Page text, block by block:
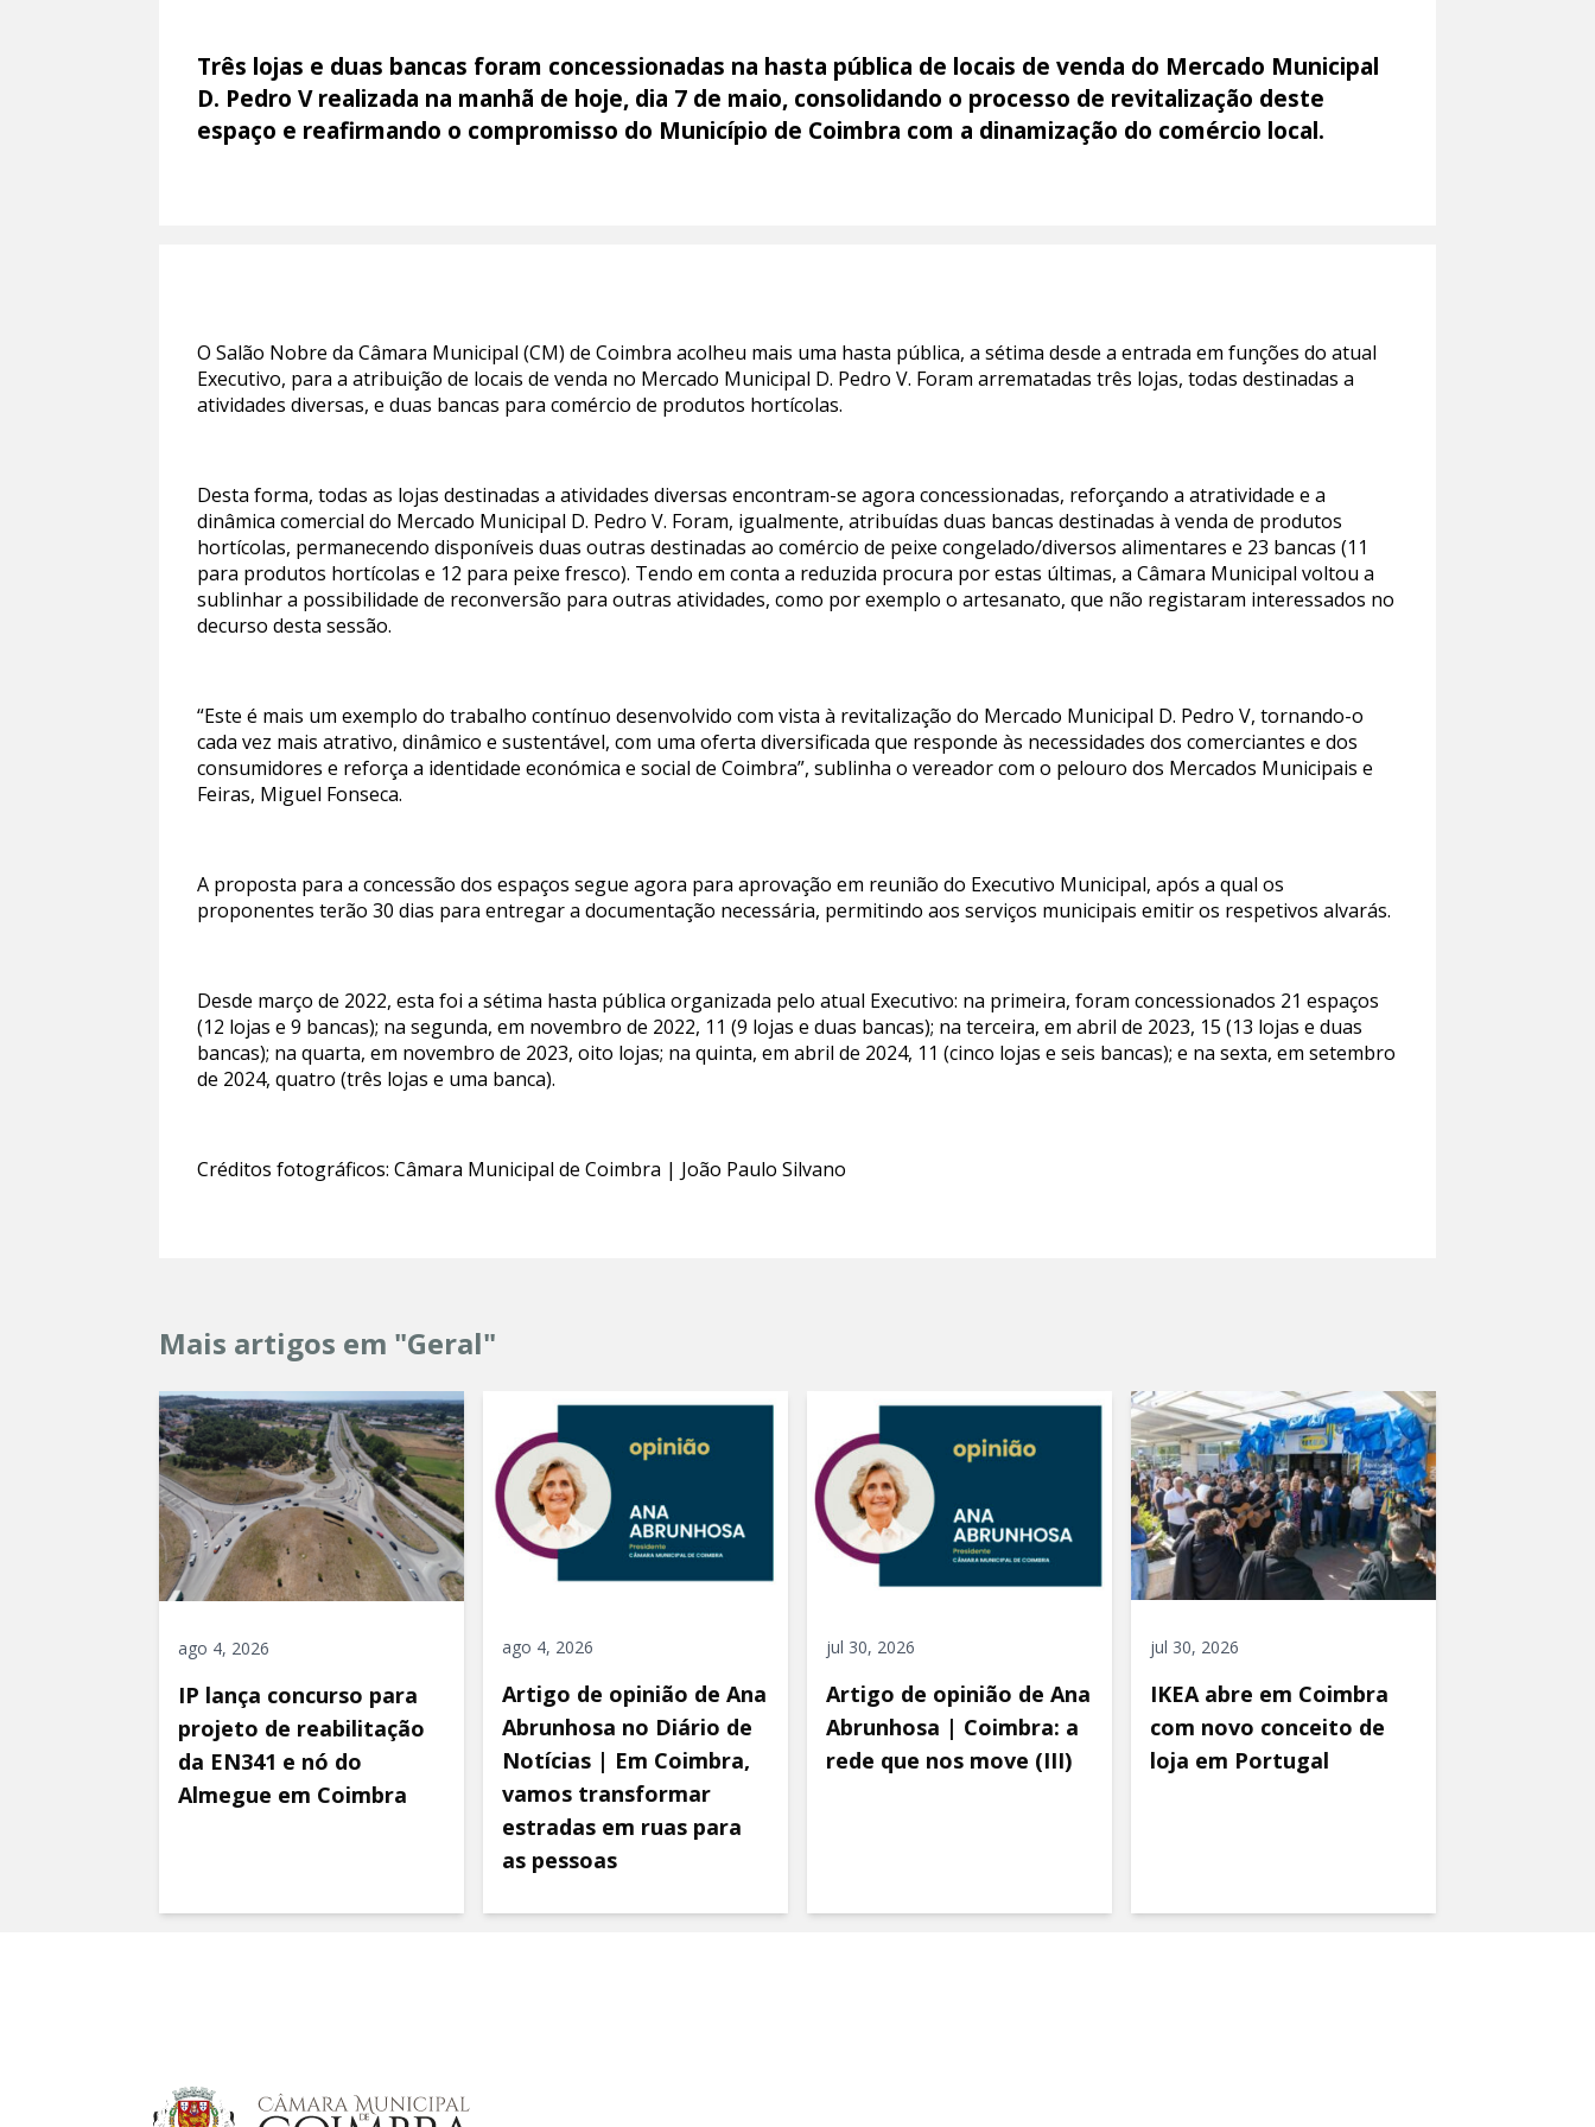
Três lojas e duas bancas foram concessionadas na hasta pública de locais de venda do Mercado Municipal
D. Pedro V realizada na manhã de hoje, dia 7 de maio, consolidando o processo de revitalização deste
espaço e reafirmando o compromisso do Município de Coimbra com a dinamização do comércio local.
O Salão Nobre da Câmara Municipal (CM) de Coimbra acolheu mais uma hasta pública, a sétima desde a entrada em funções do atual
Executivo, para a atribuição de locais de venda no Mercado Municipal D. Pedro V. Foram arrematadas três lojas, todas destinadas a
atividades diversas, e duas bancas para comércio de produtos hortícolas.
Desta forma, todas as lojas destinadas a atividades diversas encontram-se agora concessionadas, reforçando a atratividade e a
dinâmica comercial do Mercado Municipal D. Pedro V. Foram, igualmente, atribuídas duas bancas destinadas à venda de produtos
hortícolas, permanecendo disponíveis duas outras destinadas ao comércio de peixe congelado/diversos alimentares e 23 bancas (11
para produtos hortícolas e 12 para peixe fresco). Tendo em conta a reduzida procura por estas últimas, a Câmara Municipal voltou a
sublinhar a possibilidade de reconversão para outras atividades, como por exemplo o artesanato, que não registaram interessados no
decurso desta sessão.
“Este é mais um exemplo do trabalho contínuo desenvolvido com vista à revitalização do Mercado Municipal D. Pedro V, tornando-o
cada vez mais atrativo, dinâmico e sustentável, com uma oferta diversificada que responde às necessidades dos comerciantes e dos
consumidores e reforça a identidade económica e social de Coimbra”, sublinha o vereador com o pelouro dos Mercados Municipais e
Feiras, Miguel Fonseca.
A proposta para a concessão dos espaços segue agora para aprovação em reunião do Executivo Municipal, após a qual os
proponentes terão 30 dias para entregar a documentação necessária, permitindo aos serviços municipais emitir os respetivos alvarás.
Desde março de 2022, esta foi a sétima hasta pública organizada pelo atual Executivo: na primeira, foram concessionados 21 espaços
(12 lojas e 9 bancas); na segunda, em novembro de 2022, 11 (9 lojas e duas bancas); na terceira, em abril de 2023, 15 (13 lojas e duas
bancas); na quarta, em novembro de 2023, oito lojas; na quinta, em abril de 2024, 11 (cinco lojas e seis bancas); e na sexta, em setembro
de 2024, quatro (três lojas e uma banca).
Créditos fotográficos: Câmara Municipal de Coimbra | João Paulo Silvano
Mais artigos em "Geral"
ago 4, 2026
IP lança concurso para
projeto de reabilitação
da EN341 e nó do
Almegue em Coimbra
ago 4, 2026
Artigo de opinião de Ana
Abrunhosa no Diário de
Notícias | Em Coimbra,
vamos transformar
estradas em ruas para
as pessoas
jul 30, 2026
Artigo de opinião de Ana
Abrunhosa | Coimbra: a
rede que nos move (III)
jul 30, 2026
IKEA abre em Coimbra
com novo conceito de
loja em Portugal